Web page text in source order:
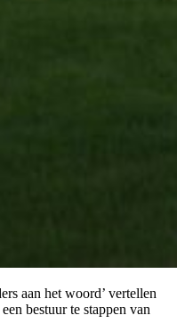
aan het woord’ vertellen
bestuur te stappen van